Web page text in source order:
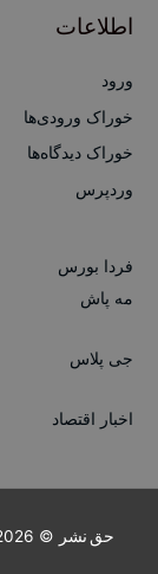
اطلاعات
ورود
خوراک ورودی‌ها
خوراک دیدگاه‌ها
وردپرس
فردا بورس
مه پاش
جی پلاس
اخبار اقتصاد
حق نشر © 2026